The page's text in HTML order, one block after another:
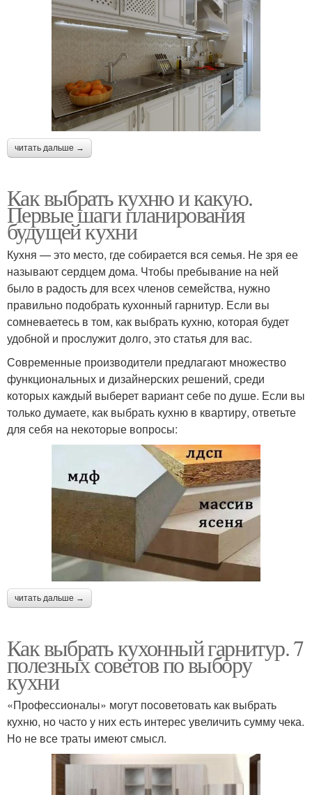
читать дальше →
Как выбрать кухню и какую.
Первые шаги планирования
будущей кухни
Кухня — это место, где собирается вся семья. Не зря ее
называют сердцем дома. Чтобы пребывание на ней
было в радость для всех членов семейства, нужно
правильно подобрать кухонный гарнитур. Если вы
сомневаетесь в том, как выбрать кухню, которая будет
удобной и прослужит долго, это статья для вас.
Современные производители предлагают множество
функциональных и дизайнерских решений, среди
которых каждый выберет вариант себе по душе. Если вы
только думаете, как выбрать кухню в квартиру, ответьте
для себя на некоторые вопросы:
читать дальше →
Как выбрать кухонный гарнитур. 7
полезных советов по выбору
кухни
«Профессионалы» могут посоветовать как выбрать
кухню, но часто у них есть интерес увеличить сумму чека.
Но не все траты имеют смысл.